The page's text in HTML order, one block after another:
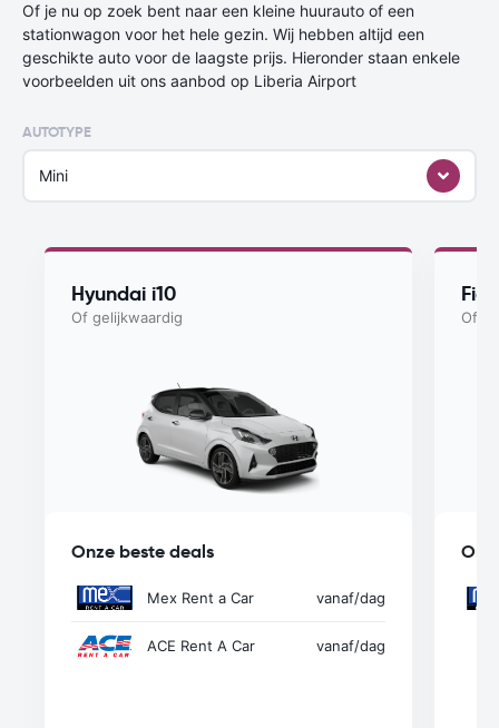
Of je nu op zoek bent naar een kleine huurauto of een
stationwagon voor het hele gezin. Wij hebben altijd een
geschikte auto voor de laagste prijs. Hieronder staan enkele
voorbeelden uit ons aanbod op Liberia Airport
AUTOTYPE
Mini
Hyundai i10
Of gelijkwaardig
Onze beste deals
Mex Rent a Car vanaf/dag
ACE Rent A Car vanaf/dag
Of